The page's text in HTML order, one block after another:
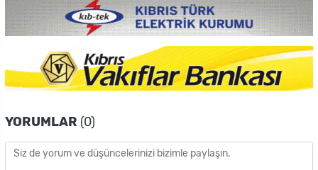
YORUMLAR (0)